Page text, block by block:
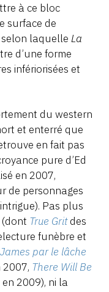
à ce bloc
surface de
selon laquelle La
d’une forme
infériorisées et
du western
et enterré que
en fait pas
pure d’Ed
en 2007,
de personnages
Pas plus
(dont True Gritdes
funèbre et
par le lâche
2007, There Will Be
2009), ni la